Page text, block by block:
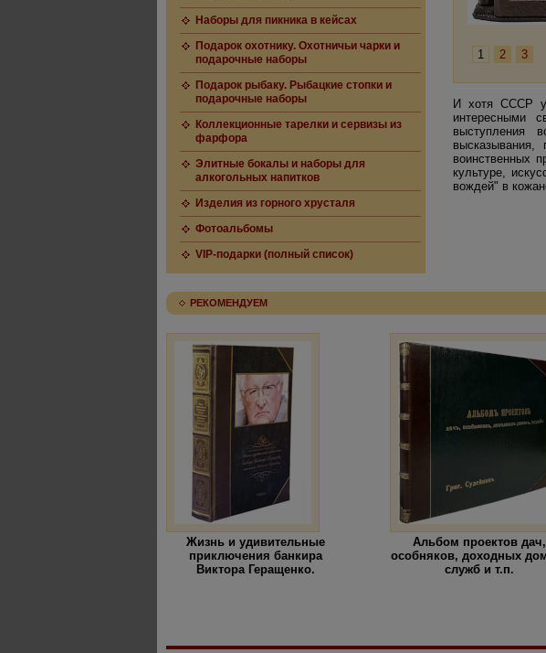
Наборы для пикника в кейсах
Подарок охотнику. Охотничьи чарки и
подарочные наборы
Подарок рыбаку. Рыбацкие стопки и
подарочные наборы
Коллекционные тарелки и сервизы из
фарфора
Элитные бокалы и наборы для
алкогольных напитков
Изделия из горного хрусталя
Фотоальбомы
VIP-подарки (полный список)
1 2 3
И хотя СССР
интересными
выступления
высказывания,
воинственных
культуре,
вождей" в
РЕКОМЕНДУЕМ
Жизнь и удивительные
приключения банкира
Виктора Геращенко.
Альбом проектов дач,
особняков, доходных
служб и т.п.